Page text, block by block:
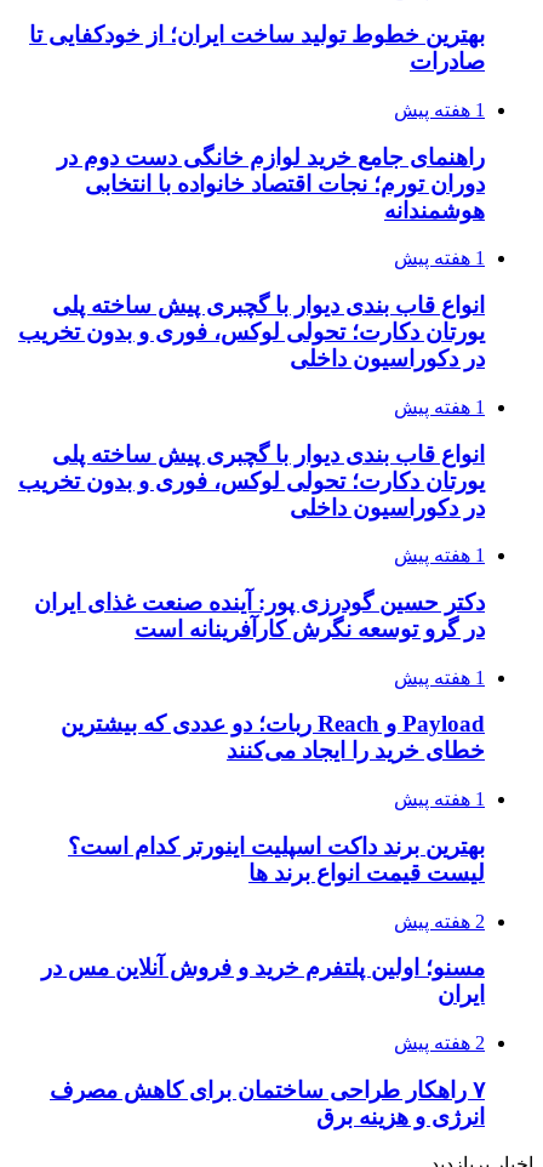
بهترین خطوط تولید ساخت ایران؛ از خودکفایی تا
صادرات
1 هفته پیش
راهنمای جامع خرید لوازم خانگی دست دوم در
دوران تورم؛ نجات اقتصاد خانواده با انتخابی
هوشمندانه
1 هفته پیش
انواع قاب بندی دیوار با گچبری پیش ساخته پلی
یورتان دکارت؛ تحولی لوکس، فوری و بدون تخریب
در دکوراسیون داخلی
1 هفته پیش
انواع قاب بندی دیوار با گچبری پیش ساخته پلی
یورتان دکارت؛ تحولی لوکس، فوری و بدون تخریب
در دکوراسیون داخلی
1 هفته پیش
دکتر حسین گودرزی پور: آینده صنعت غذای ایران
در گرو توسعه نگرش کارآفرینانه است
1 هفته پیش
Payload و Reach ربات؛ دو عددی که بیشترین
خطای خرید را ایجاد می‌کنند
1 هفته پیش
بهترین برند داکت اسپلیت اینورتر کدام است؟
لیست قیمت انواع برند ها
2 هفته پیش
مسنو؛ اولین پلتفرم خرید و فروش آنلاین مس در
ایران
2 هفته پیش
۷ راهکار طراحی ساختمان برای کاهش مصرف
انرژی و هزینه برق